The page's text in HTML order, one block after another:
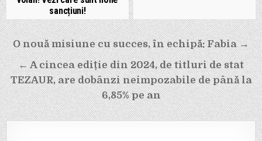
sancțiuni!
Navigare
în
articole
O nouă misiune cu succes, în echipă: Fabia →
← A cincea ediție din 2024, de titluri de stat
TEZAUR, are dobânzi neimpozabile de până la
6,85% pe an